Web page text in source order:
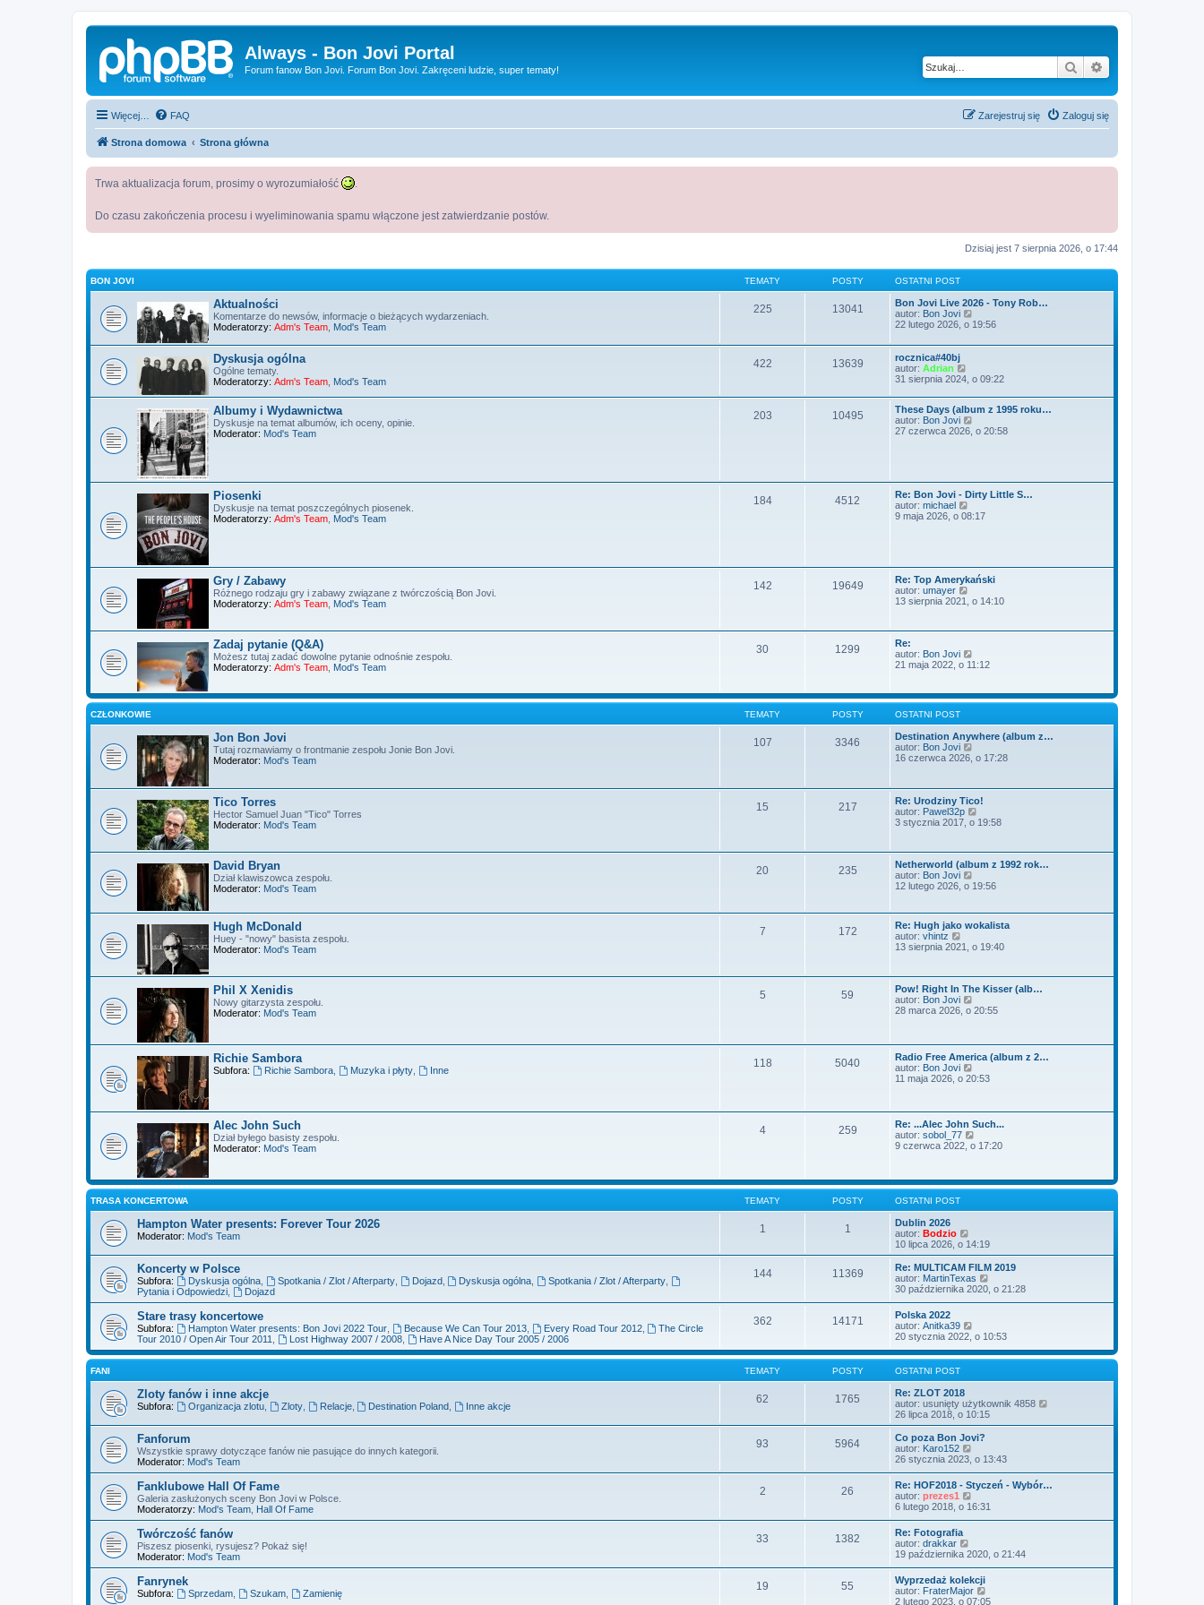
Always - Bon Jovi Portal
Forum fanow Bon Jovi. Forum Bon Jovi. Zakręceni ludzie, super tematy! Szukaj
Więcej… FAQ Zaloguj się
Zarejestruj się
Strona domowa Strona główna
Trwa aktualizacja forum, prosimy o wyrozumiałość
Do czasu zakończenia procesu i wyeliminowania spamu włączone jest zatwierdzanie postów.
Dzisiaj jest 7 sierpnia 2026, o 17:44
BON JOVI TEMATY POSTY OSTATNI POST
Aktualności
Komentarze do newsów, informacje o bieżących wydarzeniach.
Moderatorzy: Adm's Team Mod's Team
225 13041
Bon Jovi Live 2026 - Tony Rob…
autor: Bon Jovi
y
w
t
n
a
n
y
p
s
22 lutego 2026, o 19:56
Dyskusja ogólna
Ogólne tematy.
Moderatorzy: Adm's Team Mod's Team
422 13639
rocznica#40bj
autor: Adrian
y
w
i
e
t
n
o
w
s
s
t
31 sierpnia 2024, o 09:22
Albumy i Wydawnictwa
Dyskusje na temat albumów, ich oceny, opinie.
Moderator: Mod's Team
203 10495
These Days (album z 1995 roku…
autor: Bon Jovi
y
t
l
a
s
z
p
t
27 czerwca 2026, o 20:58
Piosenki
Dyskusje na temat poszczególnych piosenek.
Moderatorzy: Adm's Team Mod's Team
184 4512
Re: Bon Jovi - Dirty Little S…
autor: michael
y
t
l
a
o
s
z
o
9 maja 2026, o 08:17
Gry / Zabawy
Różnego rodzaju gry i zabawy związane z twórczością Bon Jovi.
Moderatorzy: Adm's Team Mod's Team
142 19649
Re: Top Amerykański
autor: umayer
y
i
t
l
j
n
w
s
z
y
s
t
13 sierpnia 2021, o 14:10
Zadaj pytanie (Q&A)
Możesz tutaj zadać dowolne pytanie odnośnie zespołu.
Moderatorzy: Adm's Team Mod's Team
30 1299
Re:
autor: Bon Jovi
y
i
e
l
n
w
s
z
y
s
t
21 maja 2022, o 11:12
CZŁONKOWIE TEMATY POSTY OSTATNI POST
Jon Bon Jovi
Tutaj rozmawiamy o frontmanie zespołu Jonie Bon Jovi.
Moderator: Mod's Team
107 3346
Destination Anywhere (album z…
autor: Bon Jovi
y
i
e
t
l
j
n
w
y
p
s
16 czerwca 2026, o 17:28
Tico Torres
Hector Samuel Juan "Tico" Torres
Moderator: Mod's Team
15 217
Re: Urodziny Tico!
autor: Pawel32p
y
i
e
l
j
n
w
p
s
3 stycznia 2017, o 19:58
David Bryan
Dział klawiszowca zespołu.
Moderator: Mod's Team
20 235
Netherworld (album z 1992 rok…
autor: Bon Jovi
y
i
e
l
j
n
w
y
p
s
12 lutego 2026, o 19:56
Hugh McDonald
Huey - "nowy" basista zespołu.
Moderator: Mod's Team
7 172
Re: Hugh jako wokalista
autor: vhintz
y
i
e
t
j
n
o
w
s
o
s
t
13 sierpnia 2021, o 19:40
Phil X Xenidis
Nowy gitarzysta zespołu.
Moderator: Mod's Team
5 59
Pow! Right In The Kisser (alb…
autor: Bon Jovi
y
e
t
l
n
o
w
s
p
o
t
28 marca 2026, o 20:55
Richie Sambora
Subfora: Richie Sambora, Muzyka i płyty, Inne
118 5040
Radio Free America (album z 2…
autor: Bon Jovi
y
i
e
t
l
n
n
y
p
o
s
t
11 maja 2026, o 20:53
Alec John Such
Dział byłego basisty zespołu.
Moderator: Mod's Team
4 259
Re: ...Alec John Such...
autor: sobol_77
y
e
l
j
o
w
s
z
y
s
t
9 czerwca 2022, o 17:20
TRASA KONCERTOWA TEMATY POSTY OSTATNI POST
Hampton Water presents: Forever Tour 2026
Moderator: Mod's Team
1 1
Dublin 2026
autor: Bodzio
y
ś
w
i
e
l
a
j
n
o
s
y
p
o
s
t
10 lipca 2026, o 14:19
Koncerty w Polsce
Subfora: Dyskusja ogólna, Spotkania / Zlot / Afterparty, Dojazd, Dyskusja ogólna Spotkania / Zlot / Afterparty
Pytania i Odpowiedzi
Dojazd
144 11369
Re: MULTICAM FILM 2019
autor: MartinTexas
y
e
t
l
n
j
o
w
s
p
o
s
t
30 października 2020, o 21:28
Stare trasy koncertowe
Subfora: Hampton Water presents: Bon Jovi 2022 Tour, Because We Can Tour 2013, Every Road Tour 2012,
The Circle
Tour 2010 / Open Air Tour 2011
Lost Highway 2007 / 2008, Have A Nice Day Tour 2005 / 2006
362 14171
Polska 2022
autor: Anitka39
y
w
l
n
a
n
w
s
z
p
o
20 stycznia 2022, o 10:53
FANI TEMATY POSTY OSTATNI POST
Zloty fanów i inne akcje
Subfora: Organizacja zlotu, Zloty, Relacje, Destination Poland Inne akcje
62 1765
Re: ZLOT 2018
autor: usunięty użytkownik 4858
ś
l
n
n
26 lipca 2018, o 10:15
Fanforum
Wszystkie sprawy dotyczące fanów nie pasujące do innych kategorii.
Moderator: Mod's Team
93 5964
Co poza Bon Jovi?
autor: Karo152
y
i
e
t
l
j
n
o
w
s
26 stycznia 2023, o 13:43
Fanklubowe Hall Of Fame
Galeria zasłużonych sceny Bon Jovi w Polsce.
Moderatorzy: Mod's Team Hall Of Fame
2 26
Re: HOF2018 - Styczeń - Wybór…
autor: prezes1
y
e
t
l
n
a
j
6 lutego 2018, o 16:31
Twórczość fanów
Piszesz piosenki, rysujesz? Pokaż się!
Moderator: Mod's Team
33 1382
Re: Fotografia
autor: drakkar
y
w
i
e
19 października 2020, o 21:44
Fanrynek
Subfora: Sprzedam, Szukam, Zamienię
19 55
Wyprzedaż kolekcji
autor: FraterMajor
y
2 lutego 2023, o 07:05